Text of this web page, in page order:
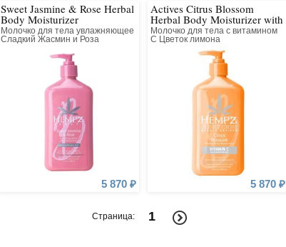
Sweet Jasmine & Rose Herbal
Body Moisturizer
Молочко для тела увлажняющее
Сладкий Жасмин и Роза
5 870 ₽
Actives Citrus Blossom
Herbal Body Moisturizer with
Brightening Vitamin C
Молочко для тела с витамином
С Цветок лимона
5 870 ₽
Страница: 1